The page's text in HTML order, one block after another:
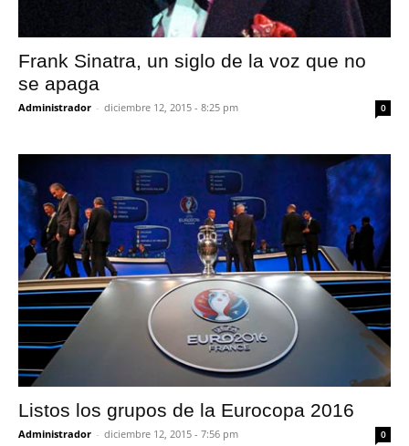
Frank Sinatra, un siglo de la voz que no
se apaga
Administrador - diciembre 12, 2015 - 8:25 pm 0
Listos los grupos de la Eurocopa 2016
Administrador - diciembre 12, 2015 - 7:56 pm 0